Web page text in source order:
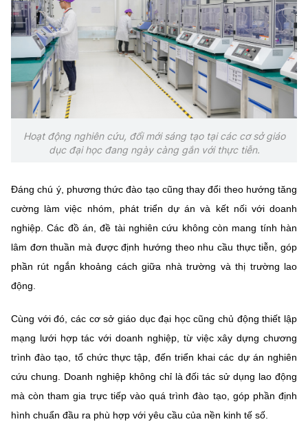
Hoạt động nghiên cứu, đổi mới sáng tạo tại các cơ sở giáo
dục đại học đang ngày càng gắn với thực tiễn.
Đáng chú ý, phương thức đào tạo cũng thay đổi theo hướng tăng
cường làm việc nhóm, phát triển dự án và kết nối với doanh
nghiệp. Các đồ án, đề tài nghiên cứu không còn mang tính hàn
lâm đơn thuần mà được định hướng theo nhu cầu thực tiễn, góp
phần rút ngắn khoảng cách giữa nhà trường và thị trường lao
động.
Cùng với đó, các cơ sở giáo dục đại học cũng chủ động thiết lập
mạng lưới hợp tác với doanh nghiệp, từ việc xây dựng chương
trình đào tạo, tổ chức thực tập, đến triển khai các dự án nghiên
cứu chung. Doanh nghiệp không chỉ là đối tác sử dụng lao động
mà còn tham gia trực tiếp vào quá trình đào tạo, góp phần định
hình chuẩn đầu ra phù hợp với yêu cầu của nền kinh tế số.